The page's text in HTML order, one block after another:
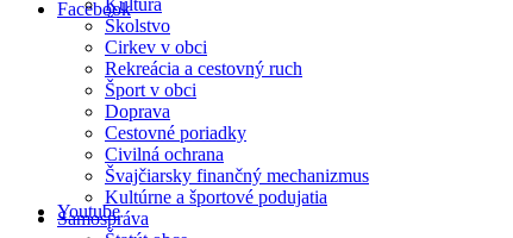
Facebook
Youtube
Kultúra
Školstvo
Cirkev v obci
Rekreácia a cestovný ruch
Šport v obci
Doprava
Cestovné poriadky
Civilná ochrana
Švajčiarsky finančný mechanizmus
Kultúrne a športové podujatia
Samospráva